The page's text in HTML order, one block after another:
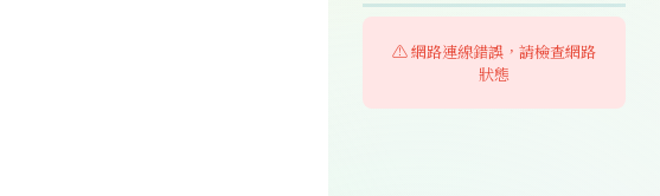
⚠️ 網路連線錯誤，請檢查網路
狀態